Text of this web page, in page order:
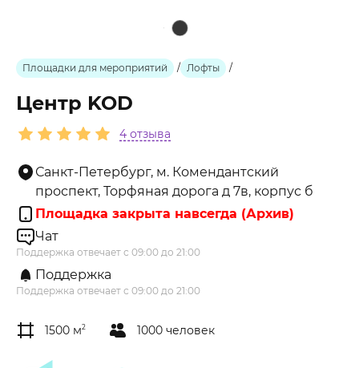
Площадки для мероприятий / Лофты /
Центр KOD
4 отзыва
Санкт-Петербург, м. Комендантский
проспект, Торфяная дорога д 7в, корпус б
Площадка закрыта навсегда (Архив)
Чат
Поддержка отвечает с 09:00 до 21:00
Поддержка
Поддержка отвечает с 09:00 до 21:00
1500 м2 1000 человек